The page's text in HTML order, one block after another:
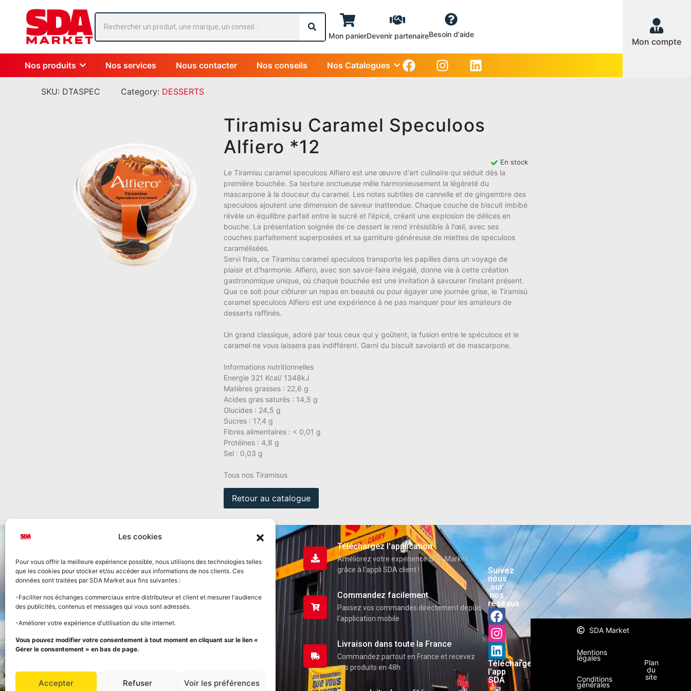
Les cookies
Pour vous offrir la meilleure expérience possible, nous utilisons des technologies telles
que les cookies pour stocker et/ou accéder aux informations de nos clients. Ces
données sont traitées par SDA Market aux fins suivantes :
-Faciliter nos échanges commerciaux entre distributeur et client et mesurer l'audience
des publicités, contenus et messages qui vous sont adressés.
-Améliorer votre expérience d'utilisation du site internet.
Vous pouvez modifier votre consentement à tout moment en cliquant sur le lien «
Gérer le consentement » en bas de page.
Accepter Refuser Voir les préférences
Mon compte
Mon panierDevenir partenaireBesoin d'aide
Nos produits Nos services Nous contacter Nos conseils Nos Catalogues
SKU: DTASPEC Category: DESSERTS
Tiramisu Caramel Speculoos
Alfiero *12
En stock
Le Tiramisu caramel speculoos Alfieroest une œuvre d'art culinaire qui séduit dès la
première bouchée. Sa texture onctueuse mêle harmonieusement la légèreté du
mascarpone à la douceur du caramel. Les notes subtiles de cannelle et de gingembre des
speculoos ajoutent une dimension de saveur inattendue. Chaque couche de biscuit imbibé
révèle un équilibre parfait entre le sucré et l'épicé, créant une explosion de délices en
bouche. La présentation soignée de ce dessert le rend irrésistible à l'œil, avec ses
couches parfaitement superposées et sa garniture généreuse de miettes de speculoos
caramélisées.
Servi frais, ce Tiramisu caramel speculoos transporte les papilles dans un voyage de
plaisir et d'harmonie. Alfiero, avec son savoir-faire inégalé, donne vie à cette création
gastronomique unique, où chaque bouchée est une invitation à savourer l'instant présent.
Que ce soit pour clôturer un repas en beauté ou pour égayer une journée grise, le Tiramisù
caramel speculoos Alfiero est une expérience à ne pas manquer pour les amateurs de
desserts raffinés.
Un grand classique, adoré par tous ceux qui y goûtent, la fusion entre le spéculoos et le
caramel ne vous laissera pas indifférent. Garni du biscuit savoiardi et de mascarpone.
Informations nutritionnelles
Energie 321 Kcal/ 1348kJ
Matières grasses : 22,6 g
Acides gras saturés : 14,5 g
Glucides : 24,5 g
Sucres : 17,4 g
Fibres alimentaires : < 0,01 g
Protéines : 4,8 g
Sel : 0,03 g
Tous nos Tiramisus
Retour au catalogue
FOURNISSEUR OFFICIEL
DE LA STREET FOOD
Accueil
Panier
Téléchargez l'application
Améliorez votre expérience SDA Market
grâce à l'appli SDA client !
Commandez facilement
Passez vos commandes directement depuis
l'application mobile
Livraison dans toute la France
Commandez partout en France et recevez
vos produits en 48h
Suivez
nous
sur
nos
réseaux
Téléchargez
l'app
SDA
SDA Market
Mentions
légales
Conditions
générales
Plan
du
site